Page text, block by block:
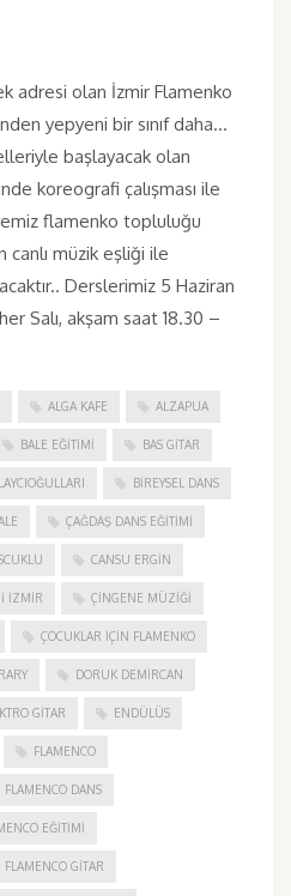
adresi olan İzmir Flamenko
yepyeni bir sınıf daha…
başlayacak olan
koreografi çalışması ile
flamenko topluluğu
canlı müzik eşliği ile
Derslerimiz 5 Haziran
Salı, akşam saat 18.30 –
ALGA KAFE ALZAPUA
BALE EĞITIMI BAS GITAR
BIREYSEL DANS
ÇAĞDAŞ DANS EĞITIMI
CANSU ERGIN
İZMIR ÇINGENE MÜZIĞI
ÇOCUKLAR IÇIN FLAMENKO
DORUK DEMIRCAN
GITAR ENDÜLÜS
FLAMENCO
FLAMENCO DANS
EĞITIMI
FLAMENCO GITAR